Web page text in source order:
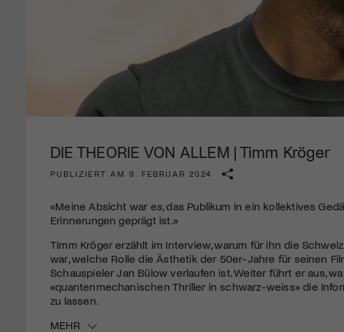
DIE THEORIE VON ALLEM | Timm Kröger
PUBLIZIERT AM 9. FEBRUAR 2024
«Meine Absicht war es, das Publikum in ein kollektives
Erinnerungen geprägt ist.»
Timm Kröger erzählt im Interview, warum für ihn die
war, welche Rolle die Ästhetik der 50er-Jahre für seinen
Schauspieler Jan Bülow verlaufen ist. Weiter führt er aus,
«quantenmechanischen Thriller in schwarz-weiss» die
zu lassen.
MEHR
Engagiere dich als Kulturliebhaber:in,
Kulturinstitution und unterstütze unsere
Mit deiner Mitgliedschaft erhältst du
diversen Kulturevents.